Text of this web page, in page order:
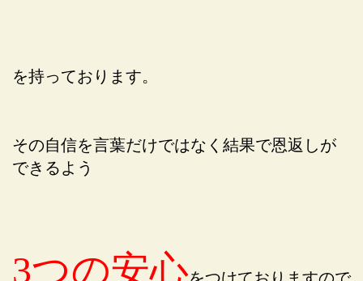
を持っております。
その自信を言葉だけではなく結果で恩返しが
できるよう
3つの安心をつけておりますので